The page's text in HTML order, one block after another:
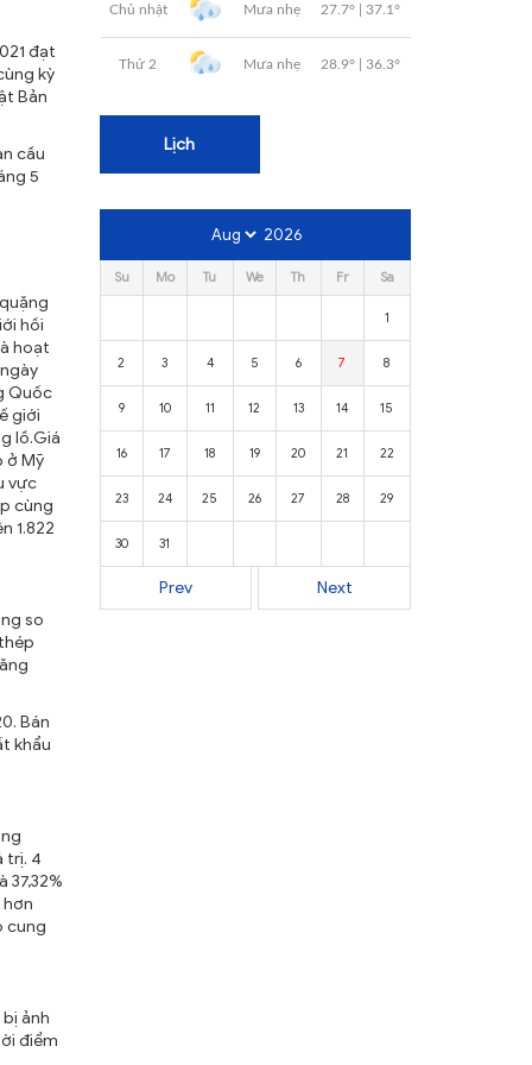
đạt
kỳ
Bản
cầu
5
hồi
hoạt
Quốc
giới
lồ.Giá
ở Mỹ
vực
cùng
1.822
so
Bán
khẩu
trị. 4
37,32%
hơn
cung
ảnh
điểm
Lịch
Prev Next
2026
Su Mo Tu We Th Fr Sa
1
2 3 4 5 6 7 8
9 10 11 12 13 14 15
16 17 18 19 20 21 22
23 24 25 26 27 28 29
30 31